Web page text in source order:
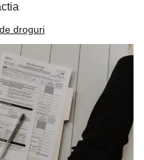
droguri